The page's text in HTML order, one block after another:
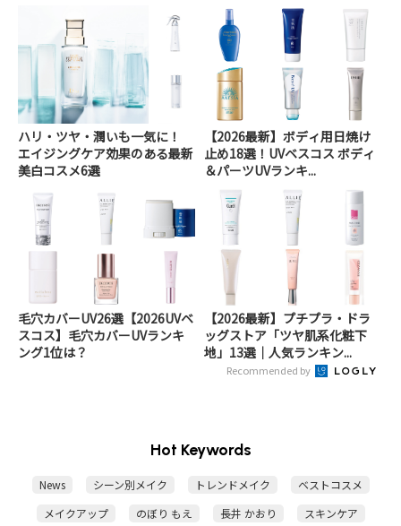
ハリ・ツヤ・潤いも一気に！
エイジングケア効果のある最新
美白コスメ6選
【2026最新】ボディ用日焼け
止め18選！UVベスコス ボディ
＆パーツUVランキ...
毛穴カバーUV26選【2026UVベ
スコス】毛穴カバーUVランキ
ング1位は？
【2026最新】プチプラ・ドラ
ッグストア「ツヤ肌系化粧下
地」13選｜人気ランキン...
Recommended by
Hot Keywords
News シーン別メイク トレンドメイク
ベストコスメ
メイクアップ
のぼり もえ 長井 かおり
スキンケア